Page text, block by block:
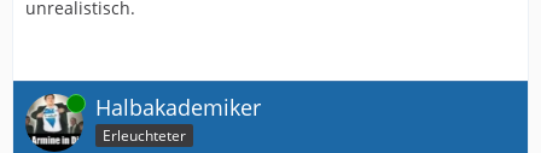
unrealistisch.
Online Halbakademiker
Erleuchteter